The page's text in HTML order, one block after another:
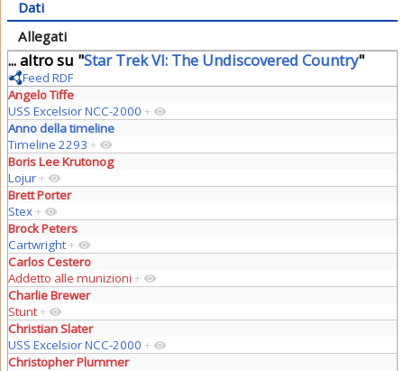
Dati
Allegati
... altro su "Star Trek VI: The Undiscovered Country"
Feed RDF
Angelo Tiffe
USS Excelsior NCC-2000 +
Anno della timeline
Timeline 2293 +
Boris Lee Krutonog
Lojur+
Brett Porter
Stex+
Brock Peters
Cartwright+
Carlos Cestero
Addetto alle munizioni +
Charlie Brewer
Stunt+
Christian Slater
USS Excelsior NCC-2000 +
Christopher Plummer